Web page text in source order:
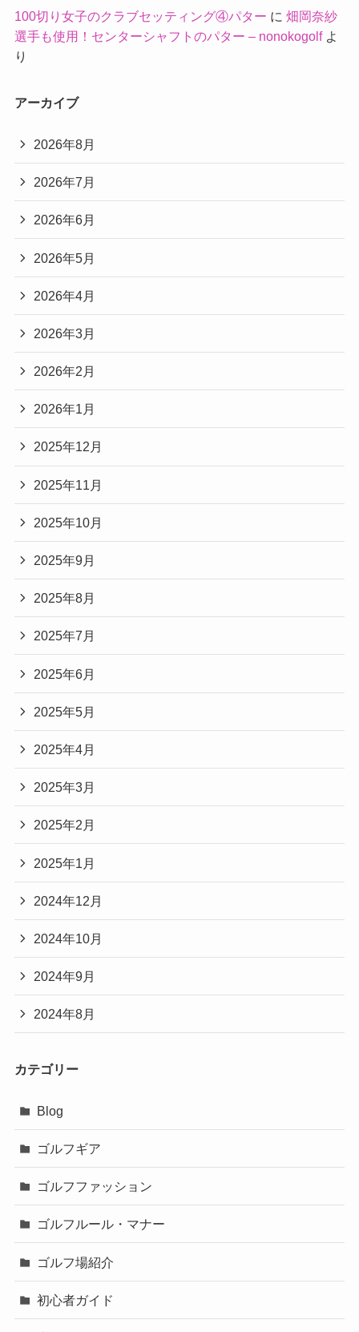
100切り女子のクラブセッティング④パター に 畑岡奈紗
選手も使用！センターシャフトのパター – nonokogolfよ
り
アーカイブ
2026年8月
2026年7月
2026年6月
2026年5月
2026年4月
2026年3月
2026年2月
2026年1月
2025年12月
2025年11月
2025年10月
2025年9月
2025年8月
2025年7月
2025年6月
2025年5月
2025年4月
2025年3月
2025年2月
2025年1月
2024年12月
2024年10月
2024年9月
2024年8月
カテゴリー
Blog
ゴルフギア
ゴルフファッション
ゴルフルール・マナー
ゴルフ場紹介
初心者ガイド